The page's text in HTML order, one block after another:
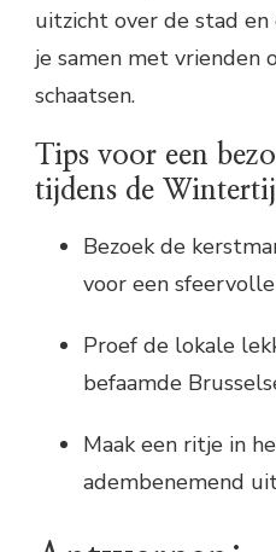
uitzicht over de stad en
je samen met vrienden
schaatsen.
Tips voor een
tijdens de
Bezoek de
voor een
Proef de lokale
befaamde
Maak een ritje in
adembenemend